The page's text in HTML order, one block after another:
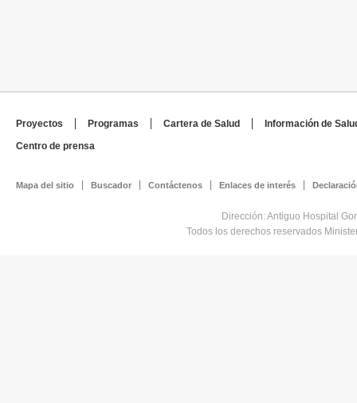
Proyectos Programas Cartera de Salud
Información de
Centro de prensa
Mapa del sitio Buscador Contáctenos Enlaces de interés
Dirección: Antiguo Hospital
Todos los derechos reservados